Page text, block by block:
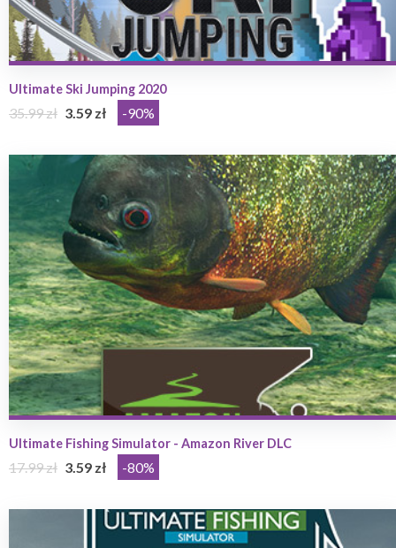
Ultimate Ski Jumping 2020
35.99 zł 3.59 zł -90%
Ultimate Fishing Simulator - Amazon River DLC
17.99 zł 3.59 zł -80%